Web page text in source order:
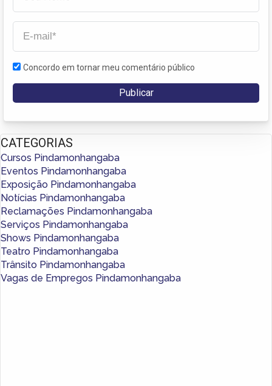
Concordo em tornar meu comentário público
CATEGORIAS
Cursos Pindamonhangaba
Eventos Pindamonhangaba
Exposição Pindamonhangaba
Notícias Pindamonhangaba
Reclamações Pindamonhangaba
Serviços Pindamonhangaba
Shows Pindamonhangaba
Teatro Pindamonhangaba
Trânsito Pindamonhangaba
Vagas de Empregos Pindamonhangaba